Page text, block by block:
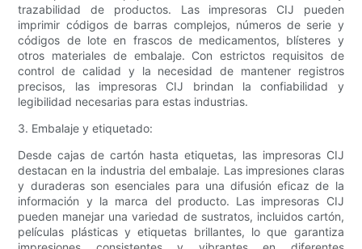
trazabilidad de productos. Las impresoras CIJ pueden
imprimir códigos de barras complejos, números de serie y
códigos de lote en frascos de medicamentos, blísteres y
otros materiales de embalaje. Con estrictos requisitos de
control de calidad y la necesidad de mantener registros
precisos, las impresoras CIJ brindan la confiabilidad y
legibilidad necesarias para estas industrias.
3. Embalaje y etiquetado:
Desde cajas de cartón hasta etiquetas, las impresoras CIJ
destacan en la industria del embalaje. Las impresiones claras
y duraderas son esenciales para una difusión eficaz de la
información y la marca del producto. Las impresoras CIJ
pueden manejar una variedad de sustratos, incluidos cartón,
películas plásticas y etiquetas brillantes, lo que garantiza